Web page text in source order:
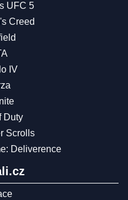
UFC 5
Creed
IV
Duty
Scrolls
Deliverence